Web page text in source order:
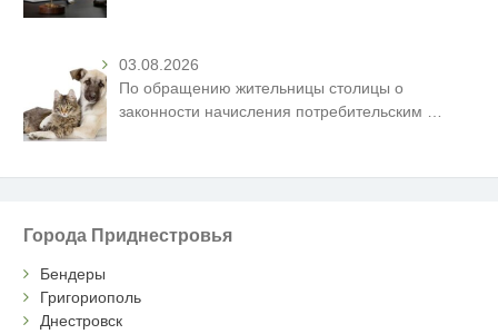
03.08.2026
По обращению жительницы столицы о
законности начисления потребительским
Города Приднестровья
Бендеры
Григориополь
Днестровск